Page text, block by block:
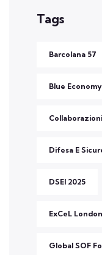
Tags
Barcolana 57
Blue Economy
Difesa E
DSEI 2025
ExCeL London
Global SOF